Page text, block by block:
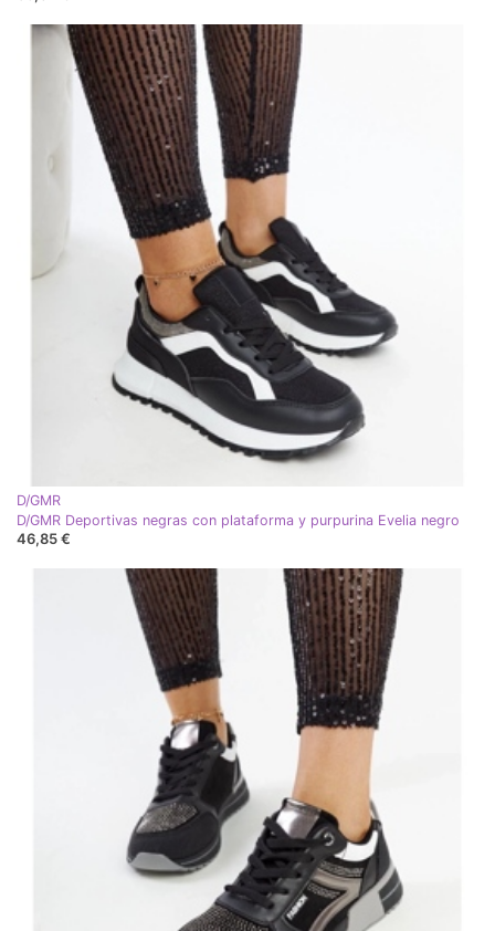
D/GMR
D/GMR Deportivas negras con plataforma y purpurina Evelia negro
46,85 €